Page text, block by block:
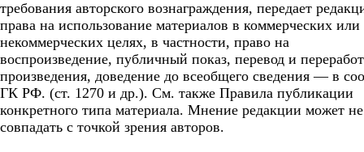
требования авторского вознаграждения, передает
права на использование материалов в коммерческих или
некоммерческих целях, в частности, право на
воспроизведение, публичный показ, перевод и
произведения, доведение до всеобщего сведения — в
ГК РФ. (ст. 1270 и др.). См. также Правила публикации
конкретного типа материала. Мнение редакции может не
совпадать с точкой зрения авторов.